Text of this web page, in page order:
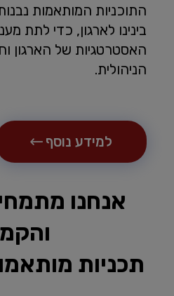
התוכניות המותאמות
בינינו לארגון, כדי לתת
האסטרטגיות של הארגון
הניהולית.
למידע נוסף
אנחנו
תכניות